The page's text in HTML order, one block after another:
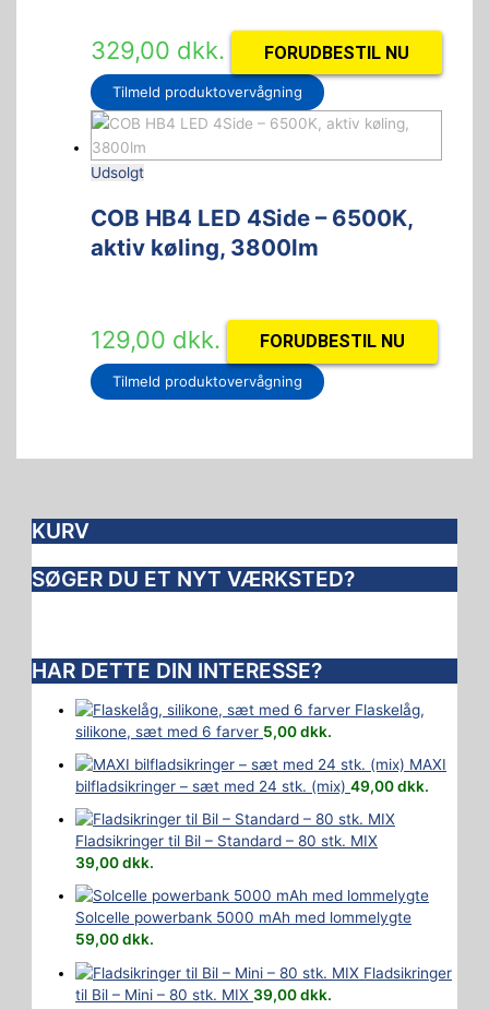
329,00 dkk. FORUDBESTIL NU
Tilmeld produktovervågning
Udsolgt
COB HB4 LED 4Side – 6500K,
aktiv køling, 3800lm
129,00 dkk. FORUDBESTIL NU
Tilmeld produktovervågning
KURV
SØGER DU ET NYT VÆRKSTED?
HAR DETTE DIN INTERESSE?
Flaskelåg,
silikone, sæt med 6 farver 5,00dkk.
MAXI
bilfladsikringer – sæt med 24 stk. (mix) 49,00dkk.
Fladsikringer til Bil – Standard – 80 stk. MIX
39,00dkk.
Solcelle powerbank 5000 mAh med lommelygte
59,00dkk.
Fladsikringer
til Bil – Mini – 80 stk. MIX 39,00dkk.